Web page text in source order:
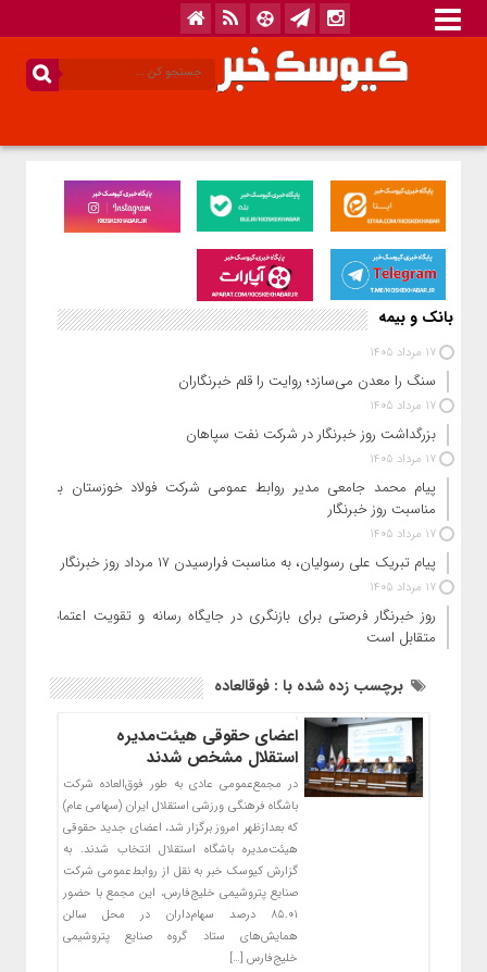
بانک و بیمه
17 مرداد 1405
سنگ را معدن می‌سازد؛ روایت را قلم خبرنگاران
17 مرداد 1405
بزرگداشت روز خبرنگار در شرکت نفت سپاهان
17 مرداد 1405
پیام محمد جامعی مدیر روابط عمومی شرکت فولاد خوزستان به
مناسبت روز خبرنگار
17 مرداد 1405
پیام تبریک علی رسولیان، به مناسبت فرارسیدن ۱۷ مرداد روز خبرنگار
17 مرداد 1405
روز خبرنگار فرصتی برای بازنگری در جایگاه رسانه و تقویت اعتماد
متقابل است
برچسب زده شده با : فوقالعاده
اعضای حقوقی هیئت‌مدیره
استقلال مشخص شدند
در مجمع‌عمومی عادی به طور فوق‌العاده شرکت
باشگاه فرهنگی ورزشی استقلال ایران (سهامی عام)
که بعدازظهر امروز برگزار شد، اعضای جدید حقوقی
هیئت‌مدیره باشگاه استقلال انتخاب شدند. به
گزارش کیوسک خبر به نقل از روابط‌عمومی شرکت
صنایع پتروشیمی خلیج‌فارس، این مجمع با حضور
۸۵.۰۱ درصد سهام‌داران در محل سالن
همایش‌های ستاد گروه صنایع پتروشیمی
خلیج‌فارس […]